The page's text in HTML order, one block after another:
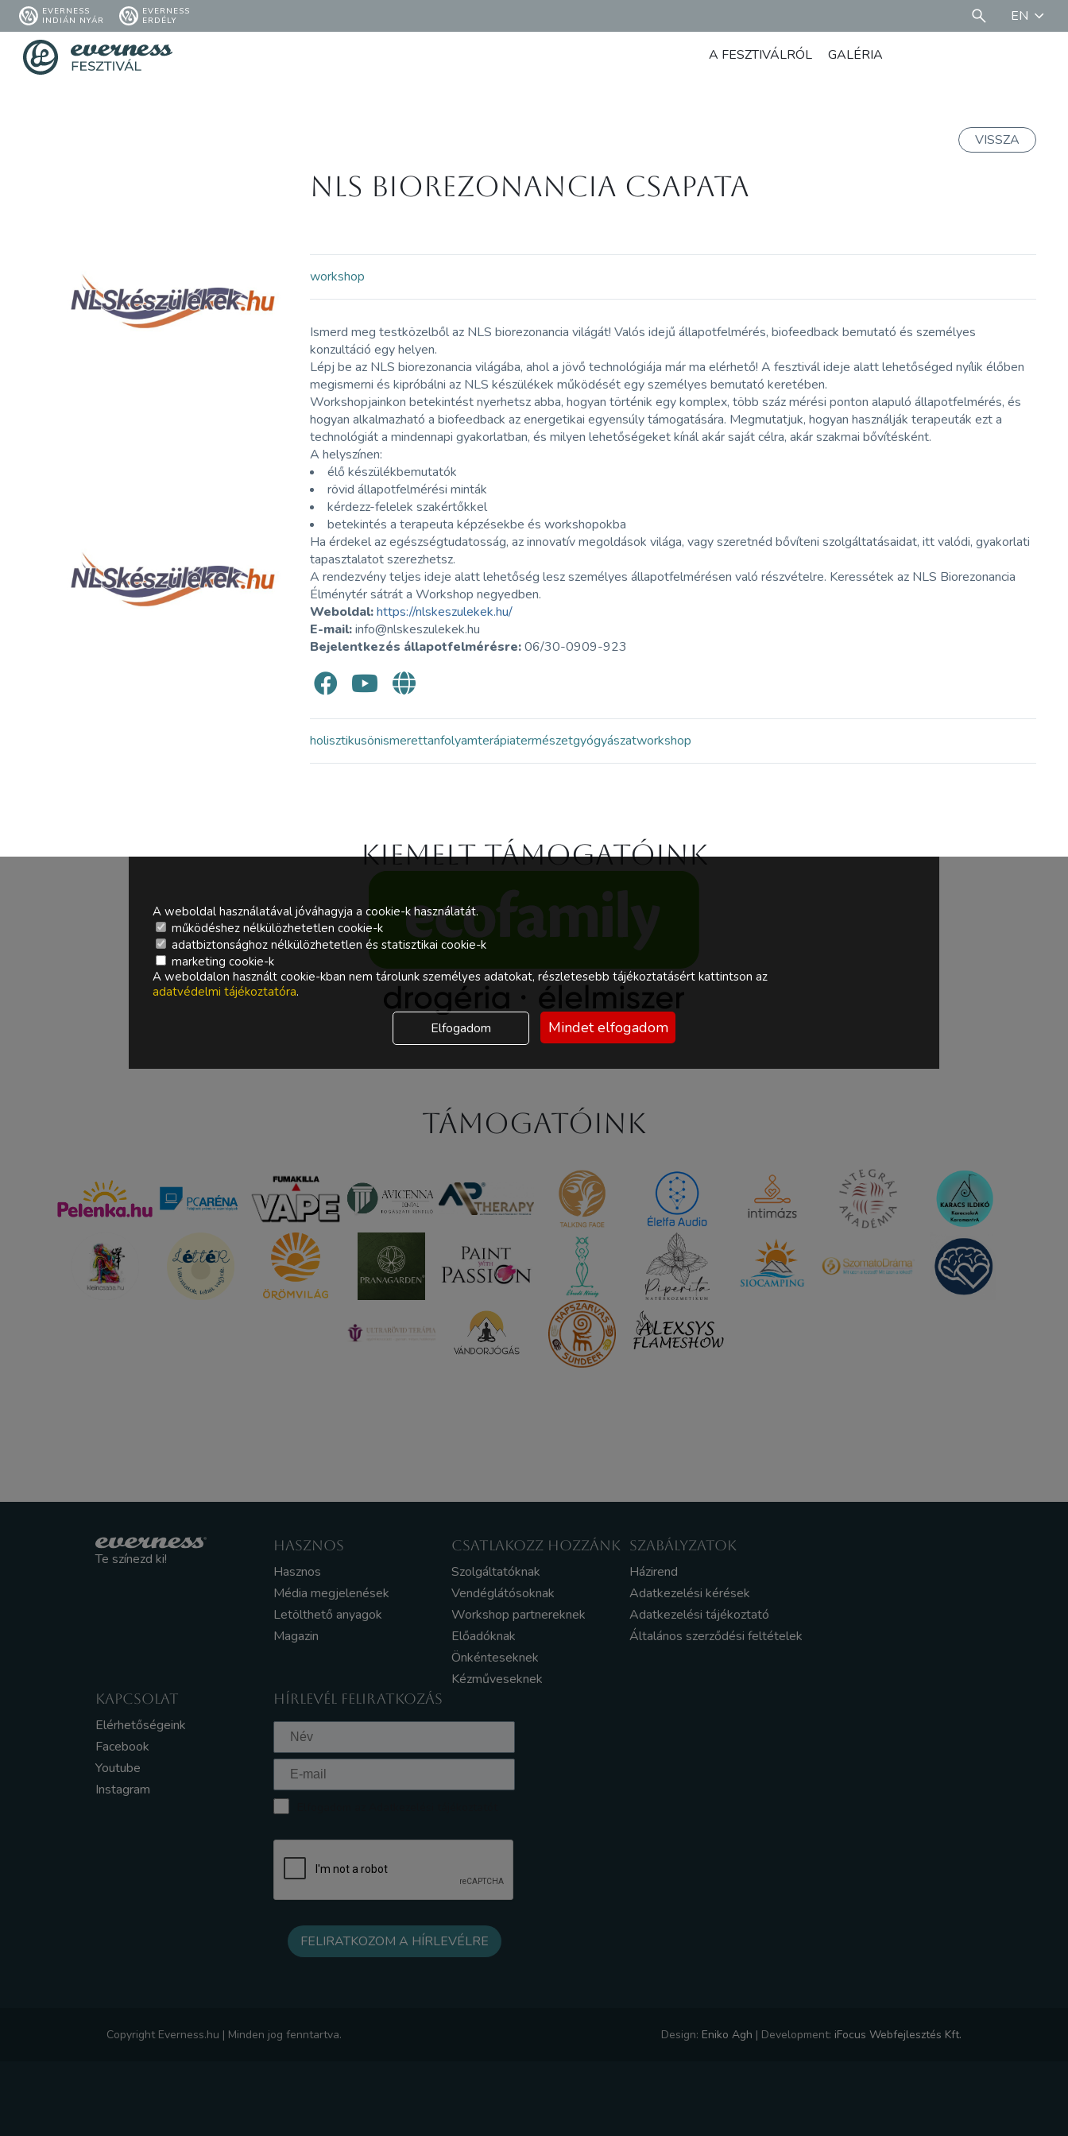
EVERNESS
INDIÁN NYÁR
EVERNESS
ERDÉLY
EN
A FESZTIVÁLRÓL GALÉRIA
VISSZA
NLS Biorezonancia csapata
workshop
Ismerd meg testközelből az NLS biorezonancia világát! Valós idejű állapotfelmérés, biofeedback bemutató és személyes
konzultáció egy helyen.
Lépj be az NLS biorezonancia világába, ahol a jövő technológiája már ma elérhető! A fesztivál ideje alatt lehetőséged nyílik élőben
megismerni és kipróbálni az NLS készülékek működését egy személyes bemutató keretében.
Workshopjainkon betekintést nyerhetsz abba, hogyan történik egy komplex, több száz mérési ponton alapuló állapotfelmérés, és
hogyan alkalmazható a biofeedback az energetikai egyensúly támogatására. Megmutatjuk, hogyan használják terapeuták ezt a
technológiát a mindennapi gyakorlatban, és milyen lehetőségeket kínál akár saját célra, akár szakmai bővítésként.
A helyszínen:
élő készülékbemutatók
rövid állapotfelmérési minták
kérdezz-felelek szakértőkkel
betekintés a terapeuta képzésekbe és workshopokba
Ha érdekel az egészségtudatosság, az innovatív megoldások világa, vagy szeretnéd bővíteni szolgáltatásaidat, itt valódi, gyakorlati
tapasztalatot szerezhetsz.
A rendezvény teljes ideje alatt lehetőség lesz személyes állapotfelmérésen való részvételre. Keressétek az NLS Biorezonancia
Élménytér sátrát a Workshop negyedben.
Weboldal:https://nlskeszulekek.hu/
E-mail:info@nlskeszulekek.hu
Bejelentkezés állapotfelmérésre:06/30-0909-923
holisztikusönismerettanfolyamterápiatermészetgyógyászatworkshop
Kiemelt támogatóink
Támogatóink
Te színezd ki!
HASZNOS
Hasznos
Média megjelenések
Letölthető anyagok
Magazin
CSATLAKOZZ HOZZÁNK
Szolgáltatóknak
Vendéglátósoknak
Workshop partnereknek
Előadóknak
Önkénteseknek
Kézműveseknek
SZABÁLYZATOK
Házirend
Adatkezelési kérések
Adatkezelési tájékoztató
Általános szerződési feltételek
KAPCSOLAT
Elérhetőségeink
Facebook
Youtube
Instagram
HÍRLEVÉL FELIRATKOZÁS
Copyright Everness.hu | Minden jog fenntartva. Design: Eniko Agh | Development: iFocus Webfejlesztés Kft.
A weboldal használatával jóváhagyja a cookie-k használatát.
működéshez nélkülözhetetlen cookie-k
adatbiztonsághoz nélkülözhetetlen és statisztikai cookie-k
marketing cookie-k
A weboldalon használt cookie-kban nem tárolunk személyes adatokat, részletesebb tájékoztatásért kattintson az
adatvédelmi tájékoztatóra.
Elfogadom Mindet elfogadom